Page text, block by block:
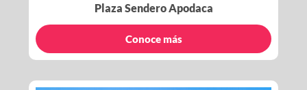
Plaza Sendero Apodaca
Conoce más